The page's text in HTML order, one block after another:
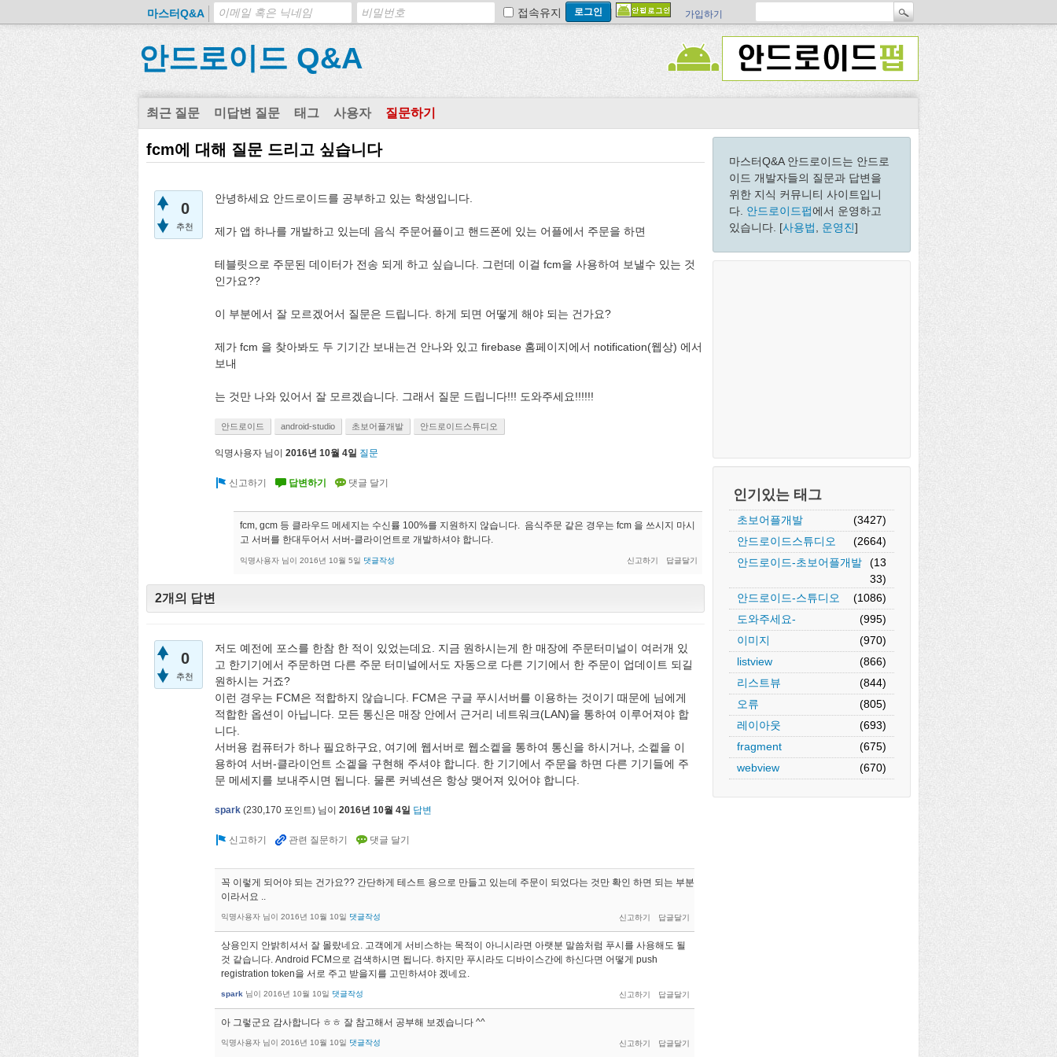
마스터Q&A 접속유지 가입하기
안드로이드 Q&A
최근 질문 미답변 질문 태그 사용자 질문하기
마스터Q&A 안드로이드는 안드로
이드 개발자들의 질문과 답변을
위한 지식 커뮤니티 사이트입니
다. 안드로이드펍에서 운영하고
있습니다. [사용법 운영진]
인기있는 태그
초보어플개발
(3427)
안드로이드스튜디오
(2664)
안드로이드-초보어플개발
(13
33)
안드로이드-스튜디오
(1086)
도와주세요-
(995)
이미지
(970)
listview
(866)
리스트뷰
(844)
오류
(805)
레이아웃
(693)
fragment
(675)
webview
(670)
fcm에 대해 질문 드리고 싶습니다
0
추천
안녕하세요 안드로이드를 공부하고 있는 학생입니다.
제가 앱 하나를 개발하고 있는데 음식 주문어플이고 핸드폰에 있는 어플에서 주문을 하면
테블릿으로 주문된 데이터가 전송 되게 하고 싶습니다. 그런데 이걸 fcm을 사용하여 보낼수 있는 것
인가요??
이 부분에서 잘 모르겠어서 질문은 드립니다. 하게 되면 어떻게 해야 되는 건가요?
제가 fcm 을 찾아봐도 두 기기간 보내는건 안나와 있고 firebase 홈페이지에서 notification(웹상) 에서
보내
는 것만 나와 있어서 잘 모르겠습니다. 그래서 질문 드립니다!!! 도와주세요!!!!!!
안드로이드 android-studio 초보어플개발 안드로이드스튜디오
익명사용자 님이 2016년 10월 4일 질문
fcm, gcm 등 클라우드 메세지는 수신률 100%를 지원하지 않습니다. 음식주문 같은 경우는 fcm 을 쓰시지 마시
고 서버를 한대두어서 서버-클라이언트로 개발하셔야 합니다.
익명사용자 님이 2016년 10월 5일 댓글작성
2개의 답변
0
추천
저도 예전에 포스를 한참 한 적이 있었는데요. 지금 원하시는게 한 매장에 주문터미널이 여러개 있
고 한기기에서 주문하면 다른 주문 터미널에서도 자동으로 다른 기기에서 한 주문이 업데이트 되길
원하시는 거죠?
이런 경우는 FCM은 적합하지 않습니다. FCM은 구글 푸시서버를 이용하는 것이기 때문에 님에게
적합한 옵션이 아닙니다. 모든 통신은 매장 안에서 근거리 네트워크(LAN)을 통하여 이루어져야 합
니다.
서버용 컴퓨터가 하나 필요하구요, 여기에 웹서버로 웹소켙을 통하여 통신을 하시거나, 소켙을 이
용하여 서버-클라이언트 소겥을 구현해 주셔야 합니다. 한 기기에서 주문을 하면 다른 기기들에 주
문 메세지를 보내주시면 됩니다. 물론 커넥션은 항상 맺어져 있어야 합니다.
spark (230,170 포인트) 님이 2016년 10월 4일 답변
꼭 이렇게 되어야 되는 건가요?? 간단하게 테스트 용으로 만들고 있는데 주문이 되었다는 것만 확인 하면 되는 부분
이라서요 ..
익명사용자 님이 2016년 10월 10일 댓글작성
상용인지 안밝히셔서 잘 몰랐네요. 고객에게 서비스하는 목적이 아니시라면 아랫분 말씀처럼 푸시를 사용해도 될
것 같습니다. Android FCM으로 검색하시면 됩니다. 하지만 푸시라도 디바이스간에 하신다면 어떻게 push
registration token을 서로 주고 받을지를 고민하셔야 겠네요.
spark 님이 2016년 10월 10일 댓글작성
아 그렇군요 감사합니다 ㅎㅎ 잘 참고해서 공부해 보겠습니다 ^^
익명사용자 님이 2016년 10월 10일 댓글작성